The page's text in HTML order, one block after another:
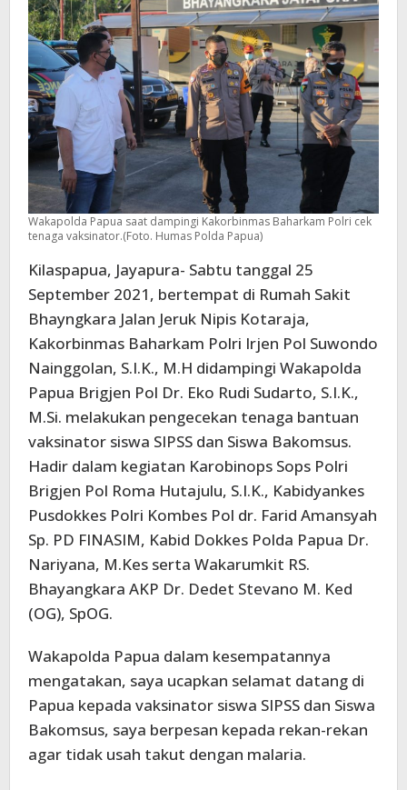
Wakapolda Papua saat dampingi Kakorbinmas Baharkam Polri cek
tenaga vaksinator.(Foto. Humas Polda Papua)
Kilaspapua, Jayapura- Sabtu tanggal 25
September 2021, bertempat di Rumah Sakit
Bhayngkara Jalan Jeruk Nipis Kotaraja,
Kakorbinmas Baharkam Polri Irjen Pol Suwondo
Nainggolan, S.I.K., M.H didampingi Wakapolda
Papua Brigjen Pol Dr. Eko Rudi Sudarto, S.I.K.,
M.Si. melakukan pengecekan tenaga bantuan
vaksinator siswa SIPSS dan Siswa Bakomsus.
Hadir dalam kegiatan Karobinops Sops Polri
Brigjen Pol Roma Hutajulu, S.I.K., Kabidyankes
Pusdokkes Polri Kombes Pol dr. Farid Amansyah
Sp. PD FINASIM, Kabid Dokkes Polda Papua Dr.
Nariyana, M.Kes serta Wakarumkit RS.
Bhayangkara AKP Dr. Dedet Stevano M. Ked
(OG), SpOG.
Wakapolda Papua dalam kesempatannya
mengatakan, saya ucapkan selamat datang di
Papua kepada vaksinator siswa SIPSS dan Siswa
Bakomsus, saya berpesan kepada rekan-rekan
agar tidak usah takut dengan malaria.